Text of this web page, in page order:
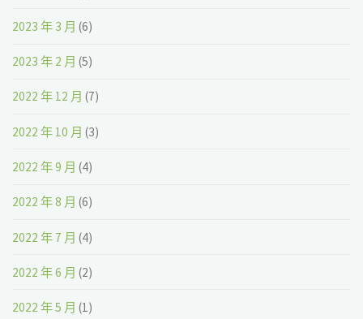
2023 年 3 月 (6)
2023 年 2 月 (5)
2022 年 12 月 (7)
2022 年 10 月 (3)
2022 年 9 月 (4)
2022 年 8 月 (6)
2022 年 7 月 (4)
2022 年 6 月 (2)
2022 年 5 月 (1)